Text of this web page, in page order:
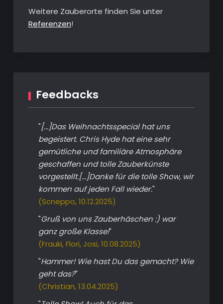
Weitere Zauberorte finden Sie unter
Referenzen!
Feedbacks
"[...]Das Weihnachtsspecial hat uns
begeistert. Chris Hyde hat eine sehr
gemütliche und familiäre Atmosphäre
geschaffen und tolle Zauberkünste
vorgestellt.[...]Danke für die tolle Show, wir
kommen auf jeden Fall wieder."
(Scneppo, 10.12.2025)
"Gruß von uns Zauberhäschen :) war
ganz große Klasse!"
(Frauki, Flori, Josi, 10.08.2025)
"Hammer! Wie hast Du das gemacht? Wie
geht das?"
(Christian, 13.04.2025)